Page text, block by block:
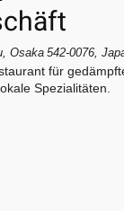
Osaka 542‑0076,
für
Spezialitäten.